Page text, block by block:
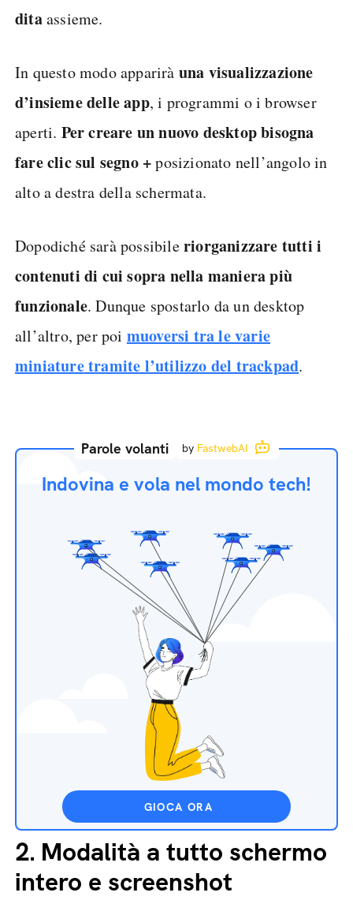
ditaassieme.
In questo modo apparirà una visualizzazione
d’insieme delle app, i programmi o i browser
aperti. Per creare un nuovo desktop bisogna
fare clic sul segno +posizionato nell’angolo in
alto a destra della schermata.
Dopodiché sarà possibileriorganizzare tutti i
contenuti di cui sopra nella maniera più
funzionale. Dunque spostarlo da un desktop
all’altro, per poi muoversi tra le varie
miniaturetramite l’utilizzo del trackpad.
Parole volanti by FastwebAI
Indovina e vola nel mondo tech!
GIOCA ORA
2. Modalità a tutto schermo
intero e screenshot